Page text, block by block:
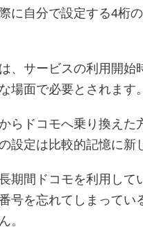
に自分で設定する4桁
、サービスの利用開始
場面で必要とされます。
らドコモへ乗り換えた
設定は比較的記憶に新
期間ドコモを利用して
号を忘れてしまってい
。